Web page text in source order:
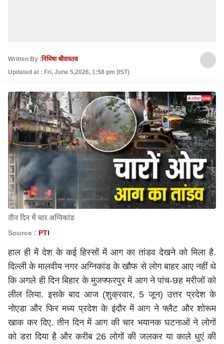
Written By :निमिषा श्रीवास्तव
Updated at : Fri, June 5,2026, 1:58 pm (IST)
तीन दिन में चार अग्निकांड
Source : PTI
हाल ही में देश के कई हिस्सों में आग का तांडव देखने को मिला है.
दिल्ली के मालवीय नगर अग्निकांड के खौफ से लोग बाहर आए नहीं थे
कि अगले ही दिन बिहार के मुजफ्फरपुर में आग ने पांच-छह मरीजों को
लील लिया. इसके बाद आज (शुक्रवार, 5 जून) उत्तर प्रदेश के
नोएडा और फिर मध्य प्रदेश के इंदौर में आग ने फ्लैट और शोरूम
खाक कर दिए. तीन दिन में आग की चार भयानक घटनाओं ने लोगों
को डरा दिया है और करीब 26 लोगों की जलकर या काले धुएं की